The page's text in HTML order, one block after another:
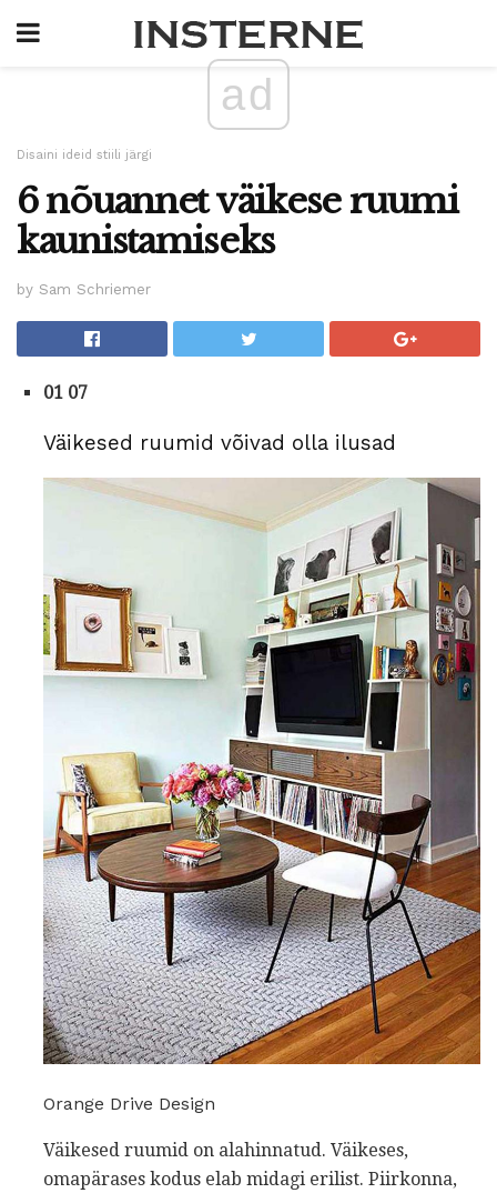
ad
Disaini ideid stiili järgi
6 nõuannet väikese ruumi
kaunistamiseks
by Sam Schriemer
01 07
Väikesed ruumid võivad olla ilusad
Orange Drive Design
Väikesed ruumid on alahinnatud. Väikeses,
omapärases kodus elab midagi erilist. Piirkonna,